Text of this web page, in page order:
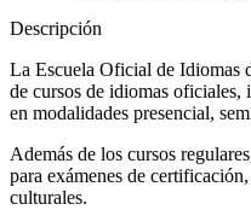
Descripción
La Escuela Oficial de Idiomas
de cursos de idiomas
en modalidades presencial,
Además de los cursos
para exámenes de
culturales.